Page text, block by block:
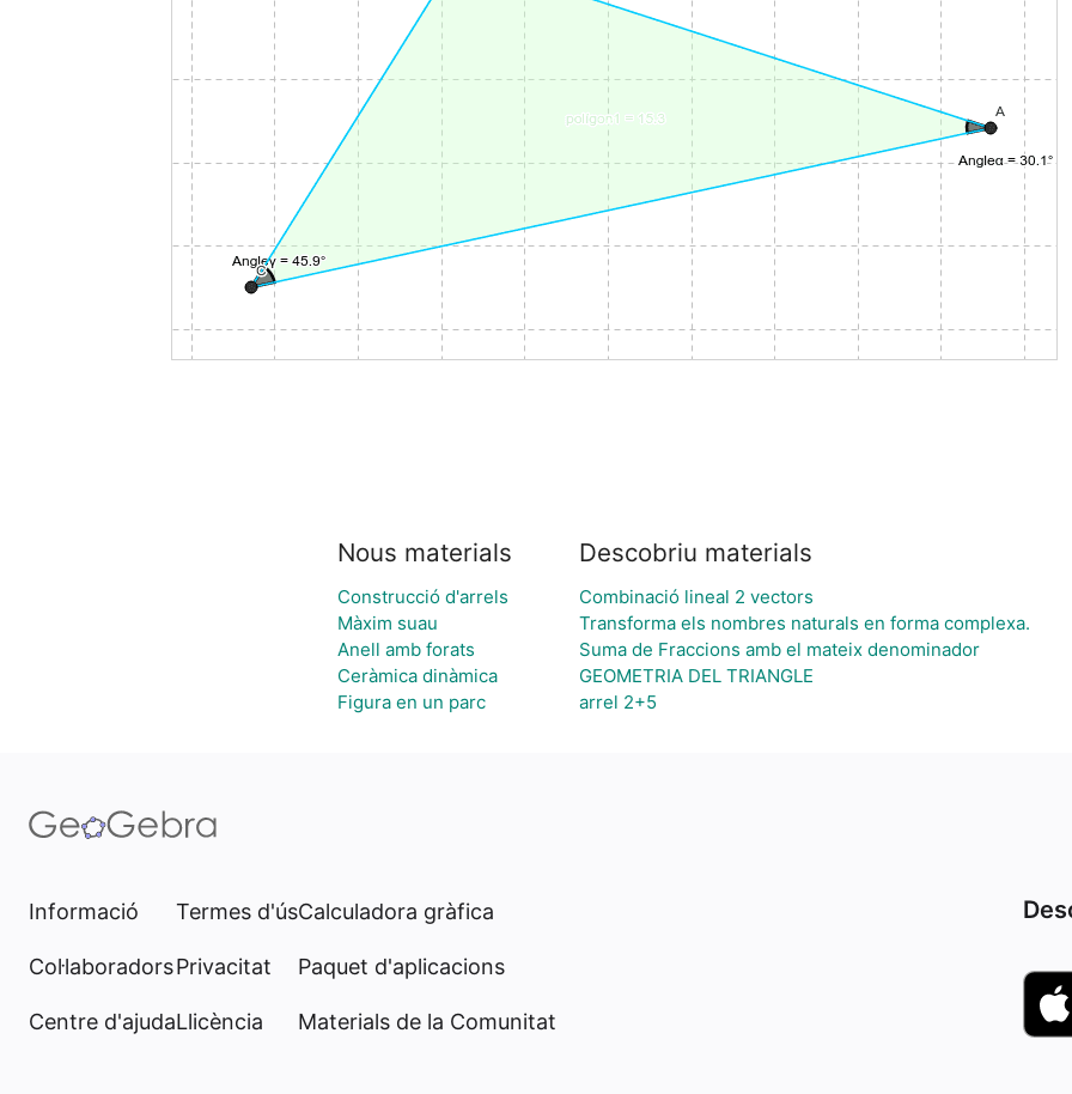
Nous materials
Construcció d'arrels
Màxim suau
Anell amb forats
Ceràmica dinàmica
Figura en un parc
Descobriu materials
Combinació lineal 2 vectors
Transforma els nombres naturals en forma complexa.
Suma de Fraccions amb el mateix denominador
GEOMETRIA DEL TRIANGLE
arrel 2+5
Informació
Col·laboradors
Centre d'ajuda
Termes d'ús
Privacitat
Llicència
Calculadora gràfica
Paquet d'aplicacions
Materials de la Comunitat